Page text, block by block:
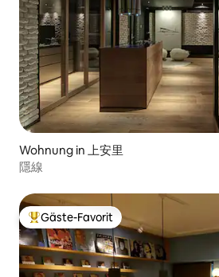
Wohnung in 上安里
隱線
Beliebter Gäste-Favorit.
Gäste-Favorit